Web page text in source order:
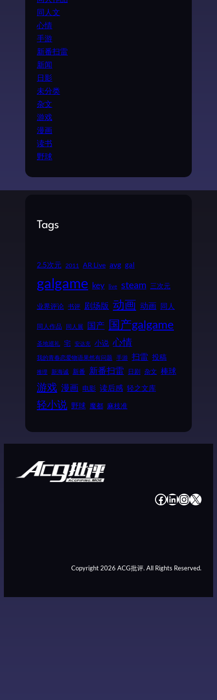
同人文
心情
手游
新番扫雷
新闻
日影
未分类
杂文
游戏
漫画
读书
野球
Tags
2.5次元 2011 AR Live avg gal
galgame key live steam 三次元
业界评论 书评 剧场版 动画 动画 同人
同人作品 同人展 国产 国产galgame
圣地巡礼 宅 安达充 小说 心情
我的青春恋爱物语果然有问题 手游 扫雷 投稿
推理 新海诚 新番 新番扫雷 日剧 杂文 棒球
游戏 漫画 电影 读后感 轻之文库
轻小说 野球 魔都 麻枝准
# # # #
Copyright 2026 ACG批评. All Rights Reserved.